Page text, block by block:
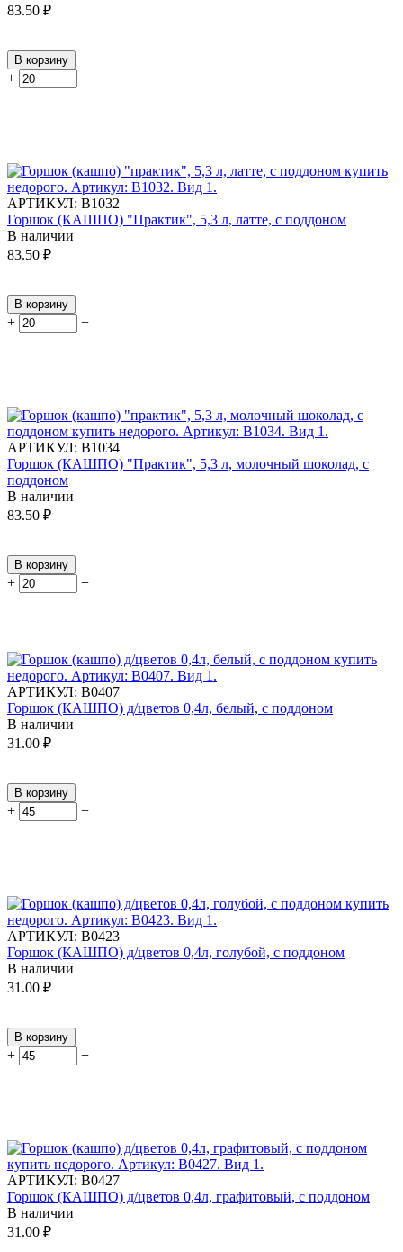
83.50 ₽
В корзину
+ −
АРТИКУЛ: В1032
Горшок (КАШПО) "Практик", 5,3 л, латте, с поддоном
В наличии
83.50 ₽
В корзину
+ −
АРТИКУЛ: В1034
Горшок (КАШПО) "Практик", 5,3 л, молочный шоколад, с
поддоном
В наличии
83.50 ₽
В корзину
+ −
АРТИКУЛ: В0407
Горшок (КАШПО) д/цветов 0,4л, белый, с поддоном
В наличии
31.00 ₽
В корзину
+ −
АРТИКУЛ: В0423
Горшок (КАШПО) д/цветов 0,4л, голубой, с поддоном
В наличии
31.00 ₽
В корзину
+ −
АРТИКУЛ: В0427
Горшок (КАШПО) д/цветов 0,4л, графитовый, с поддоном
В наличии
31.00 ₽